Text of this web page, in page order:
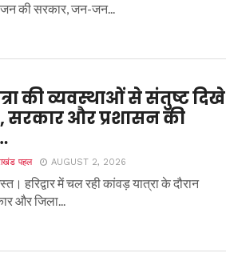
की सरकार, जन-जन...
की व्यवस्थाओं से संतुष्ट दिखे
सरकार और प्रशासन की
पहल AUGUST 2, 2026
हरिद्वार में चल रही कांवड़ यात्रा के दौरान
और जिला...